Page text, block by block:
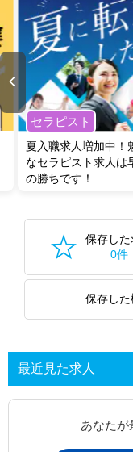
セラピスト
夏入職求人増加中！
なセラピスト求人は
の勝ちです！
保存した
0件
保存し
最近見た求人
あなたが